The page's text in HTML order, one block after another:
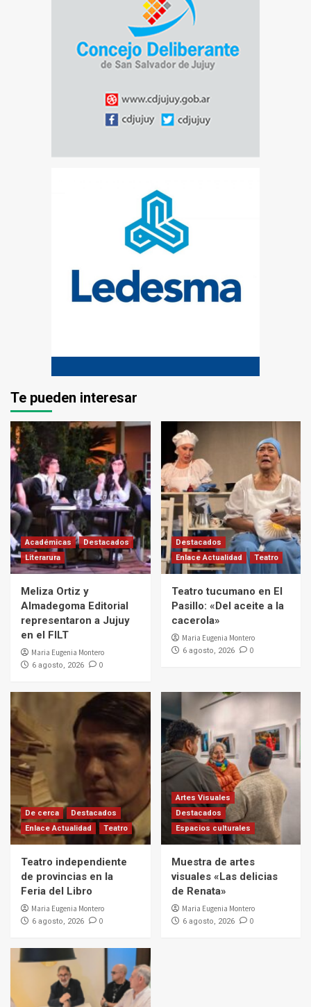
Te pueden interesar
Académicas
Destacados
Literarura
Meliza Ortiz y
Almadegoma Editorial
representaron a Jujuy
en el FILT
Maria Eugenia Montero
6 agosto, 2026 0
Destacados
Enlace Actualidad
Teatro
Teatro tucumano en El
Pasillo: «Del aceite a la
cacerola»
Maria Eugenia Montero
6 agosto, 2026 0
De cerca
Destacados
Enlace Actualidad
Teatro
Teatro independiente
de provincias en la
Feria del Libro
Maria Eugenia Montero
6 agosto, 2026 0
Artes Visuales
Destacados
Espacios culturales
Muestra de artes
visuales «Las delicias
de Renata»
Maria Eugenia Montero
6 agosto, 2026 0